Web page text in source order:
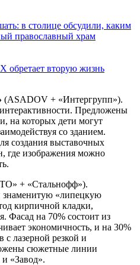
в столице обсудили, каким
православный храм
вторую жизнь
(ASADOV + «Интергрупп»).
Предложены
на которых дети могут
со зданием.
создания выставочных
где изображения можно
+ «Стальнофф»).
знаменитую «липецкую
кирпичной кладки,
Фасад на 70% состоит из
экономичность, и на 30%
лазерной резкой и
сюжетные линии
«Завод».